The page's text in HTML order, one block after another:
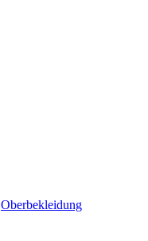
Oberbekleidung